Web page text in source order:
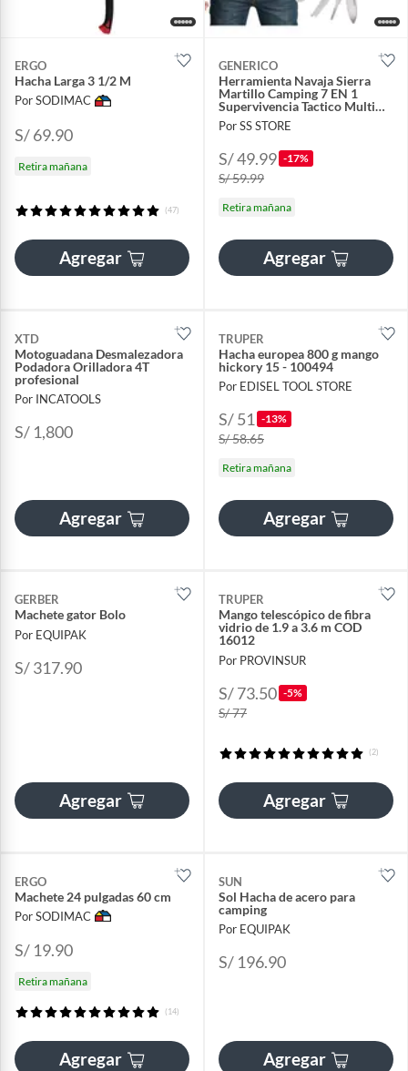
ERGO
Hacha Larga 3 1/2 M
Por SODIMAC
S/ 69.90
Retira mañana
(47)
Agregar
GENERICO
Herramienta Navaja Sierra
Martillo Camping 7 EN 1
Supervivencia Tactico Multi
Tool
Por SS STORE
S/ 49.99 -17%
S/ 59.99
Retira mañana
Agregar
XTD
Motoguadana Desmalezadora
Podadora Orilladora 4T
profesional
Por INCATOOLS
S/ 1,800
Agregar
TRUPER
Hacha europea 800 g mango
hickory 15 - 100494
Por EDISEL TOOL STORE
S/ 51 -13%
S/ 58.65
Retira mañana
Agregar
GERBER
Machete gator Bolo
Por EQUIPAK
S/ 317.90
Agregar
TRUPER
Mango telescópico de fibra
vidrio de 1.9 a 3.6 m COD
16012
Por PROVINSUR
S/ 73.50 -5%
S/ 77
(2)
Agregar
ERGO
Machete 24 pulgadas 60 cm
Por SODIMAC
S/ 19.90
Retira mañana
(14)
Agregar
SUN
Sol Hacha de acero para
camping
Por EQUIPAK
S/ 196.90
Agregar